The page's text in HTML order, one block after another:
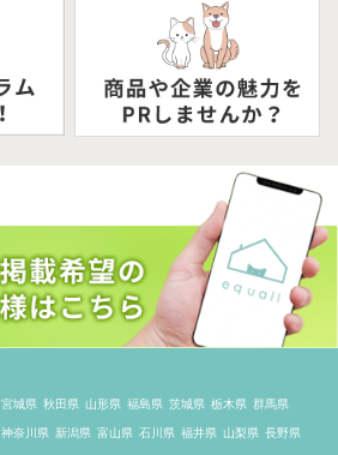
宮城県 秋田県 山形県 福島県 茨城県 栃木県 群馬県
神奈川県 新潟県 富山県 石川県 福井県 山梨県 長野県